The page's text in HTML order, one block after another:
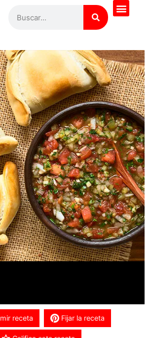
receta Fijar la receta